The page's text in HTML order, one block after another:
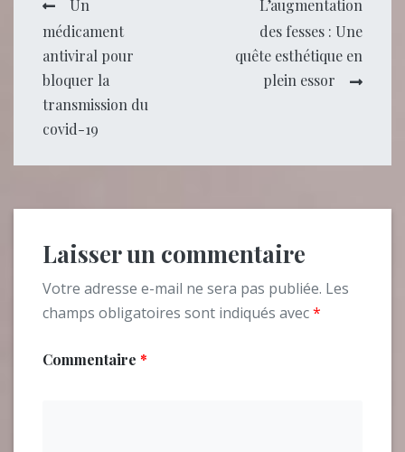
Navigation
de
l’article
Un
médicament
antiviral pour
bloquer la
transmission du
covid-19
L’augmentation
des fesses : Une
quête esthétique en
plein essor
Laisser un commentaire
Votre adresse e-mail ne sera pas publiée. Les
champs obligatoires sont indiqués avec*
Commentaire *